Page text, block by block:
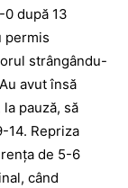
după 13
permis
strângându-
avut însă
pauză, să
14. Repriza
de 5-6
când